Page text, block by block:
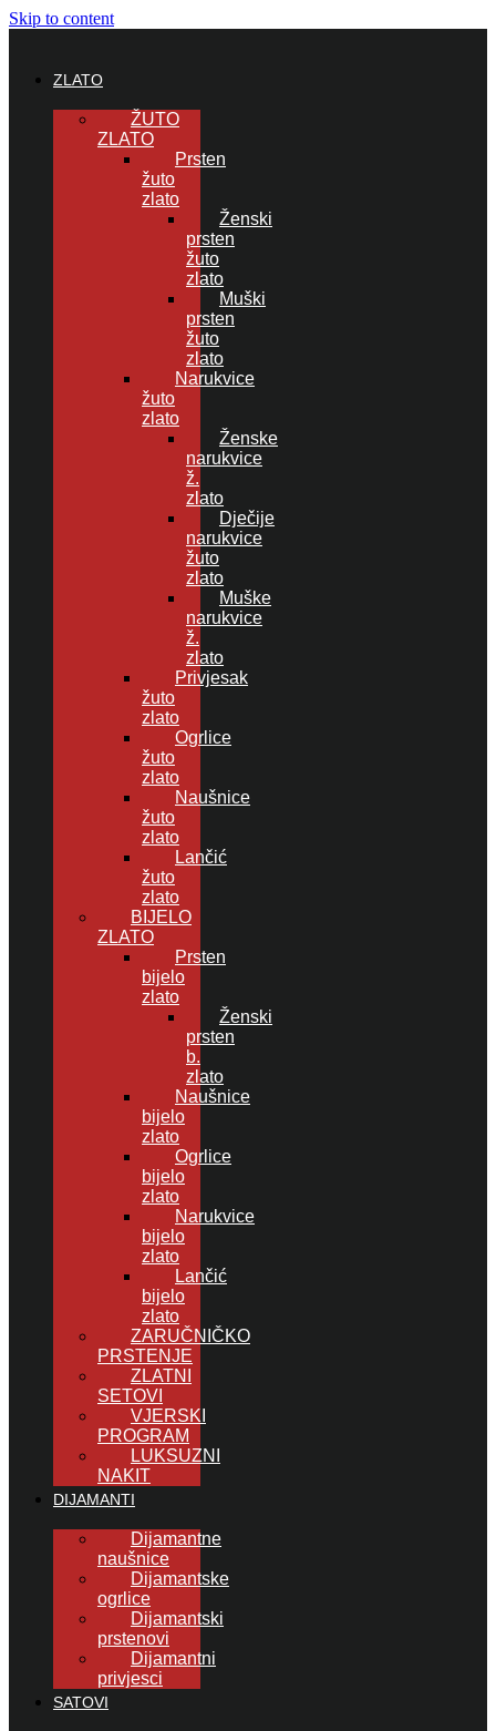
Skip to content
ZLATO
ŽUTO
ZLATO
Prsten
žuto
zlato
Ženski
prsten
žuto
zlato
Muški
prsten
žuto
zlato
Narukvice
žuto
zlato
Ženske
narukvice
ž.
zlato
Dječije
narukvice
žuto
zlato
Muške
narukvice
ž.
zlato
Privjesak
žuto
zlato
Ogrlice
žuto
zlato
Naušnice
žuto
zlato
Lančić
žuto
zlato
BIJELO
ZLATO
Prsten
bijelo
zlato
Ženski
prsten
b.
zlato
Naušnice
bijelo
zlato
Ogrlice
bijelo
zlato
Narukvice
bijelo
zlato
Lančić
bijelo
zlato
ZARUČNIČKO
PRSTENJE
ZLATNI
SETOVI
VJERSKI
PROGRAM
LUKSUZNI
NAKIT
DIJAMANTI
Dijamantne
naušnice
Dijamantske
ogrlice
Dijamantski
prstenovi
Dijamantni
privjesci
SATOVI